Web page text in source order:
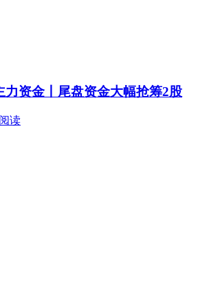
力资金丨尾盘资金大幅抢筹2股
读